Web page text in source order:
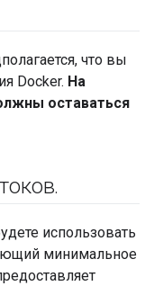
что вы
Docker. На
оставаться
.
использовать
минимальное